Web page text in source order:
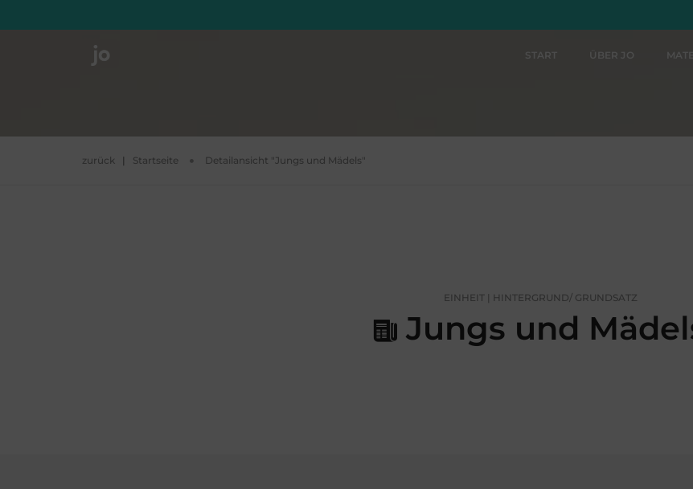
START ÜBER JO
zurück | Startseite Detailansicht "Jungs und Mädels"
EINHEIT | HINTERGRUND/ GRUNDSATZ
Jungs und